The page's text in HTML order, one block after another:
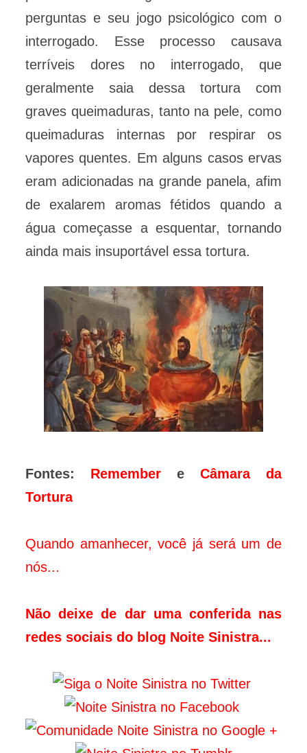
perguntas e seu jogo psicológico com o
interrogado. Esse processo causava
terríveis dores no interrogado, que
geralmente saia dessa tortura com
graves queimaduras, tanto na pele, como
queimaduras internas por respirar os
vapores quentes. Em alguns casos ervas
eram adicionadas na grande panela, afim
de exalarem aromas fétidos quando a
água começasse a esquentar, tornando
ainda mais insuportável essa tortura.
Fontes: Remember e Câmara da
Tortura
Quando amanhecer, você já será um de
nós...
Não deixe de dar uma conferida nas
redes sociais do blog Noite Sinistra...